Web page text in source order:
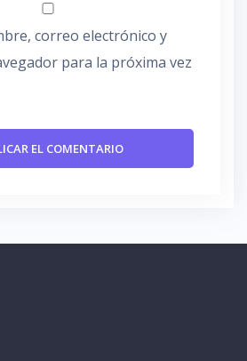
correo electrónico y
para la próxima vez